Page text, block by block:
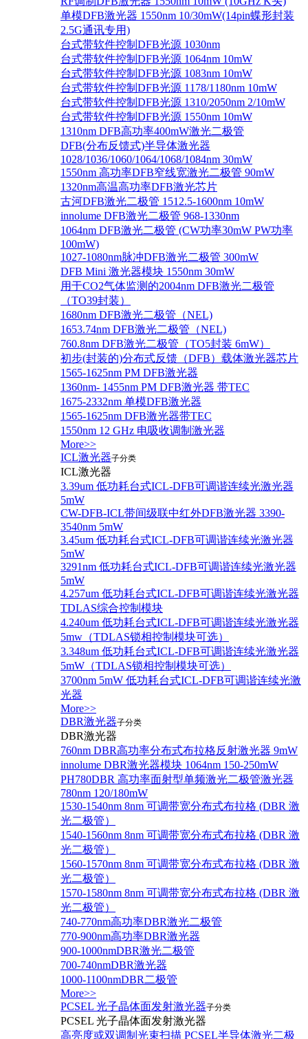
单模DFB激光器 1550nm 10/30mW(14pin蝶形封装
2.5G通讯专用)
台式带软件控制DFB光源 1030nm
台式带软件控制DFB光源 1064nm 10mW
台式带软件控制DFB光源 1083nm 10mW
台式带软件控制DFB光源 1178/1180nm 10mW
台式带软件控制DFB光源 1310/2050nm 2/10mW
台式带软件控制DFB光源 1550nm 10mW
1310nm DFB高功率400mW激光二极管
DFB(分布反馈式)半导体激光器
1028/1036/1060/1064/1068/1084nm 30mW
1550nm 高功率DFB窄线宽激光二极管 90mW
1320nm高温高功率DFB激光芯片
古河DFB激光二极管 1512.5-1600nm 10mW
innolume DFB激光二极管 968-1330nm
1064nm DFB激光二极管 (CW功率30mW PW功率
100mW)
1027-1080nm脉冲DFB激光二极管 300mW
DFB Mini 激光器模块 1550nm 30mW
用于CO2气体监测的2004nm DFB激光二极管
（TO39封装）
1680nm DFB激光二极管（NEL)
1653.74nm DFB激光二极管（NEL)
760.8nm DFB激光二极管（TO5封装 6mW）
初步(封装的)分布式反馈（DFB）载体激光器芯片
1565-1625nm PM DFB激光器
1360nm- 1455nm PM DFB激光器 带TEC
1675-2332nm 单模DFB激光器
1565-1625nm DFB激光器带TEC
1550nm 12 GHz 电吸收调制激光器
More>>
ICL激光器子分类
ICL激光器
3.39um 低功耗台式ICL-DFB可调谐连续光激光器
5mW
CW-DFB-ICL带间级联中红外DFB激光器 3390-
3540nm 5mW
3.45um 低功耗台式ICL-DFB可调谐连续光激光器
5mW
3291nm 低功耗台式ICL-DFB可调谐连续光激光器
5mW
4.257um 低功耗台式ICL-DFB可调谐连续光激光器
TDLAS综合控制模块
4.240um 低功耗台式ICL-DFB可调谐连续光激光器
5mw（TDLAS锁相控制模块可选）
3.348um 低功耗台式ICL-DFB可调谐连续光激光器
5mW（TDLAS锁相控制模块可选）
3700nm 5mW 低功耗台式ICL-DFB可调谐连续光激
光器
More>>
DBR激光器子分类
DBR激光器
760nm DBR高功率分布式布拉格反射激光器 9mW
innolume DBR激光器模块 1064nm 150-250mW
PH780DBR 高功率面射型单频激光二极管激光器
780nm 120/180mW
1530-1540nm 8nm 可调带宽分布式布拉格 (DBR 激
光二极管）
1540-1560nm 8nm 可调带宽分布式布拉格 (DBR 激
光二极管）
1560-1570nm 8nm 可调带宽分布式布拉格 (DBR 激
光二极管）
1570-1580nm 8nm 可调带宽分布式布拉格 (DBR 激
光二极管）
740-770nm高功率DBR激光二极管
770-900nm高功率DBR激光器
900-1000nmDBR激光二极管
700-740nmDBR激光器
1000-1100nmDBR二极管
More>>
PCSEL 光子晶体面发射激光器子分类
PCSEL 光子晶体面发射激光器
高亮度或双调制光束扫描 PCSEL半导体激光二极